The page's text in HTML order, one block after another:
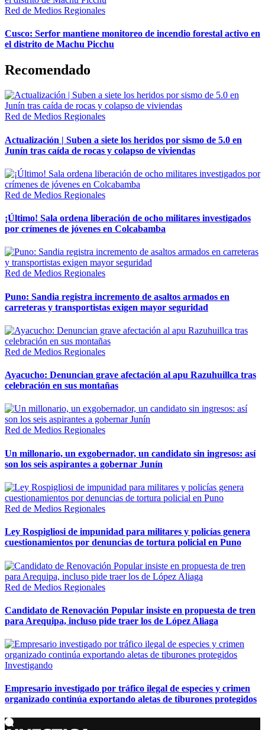
Red de Medios Regionales
Cusco: Serfor mantiene monitoreo de incendio forestal activo en
el distrito de Machu Picchu
Recomendado
Red de Medios Regionales
Actualización | Suben a siete los heridos por sismo de 5.0 en
Junín tras caída de rocas y colapso de viviendas
Red de Medios Regionales
¡Último! Sala ordena liberación de ocho militares investigados
por crímenes de jóvenes en Colcabamba
Red de Medios Regionales
Puno: Sandia registra incremento de asaltos armados en
carreteras y transportistas exigen mayor seguridad
Red de Medios Regionales
Ayacucho: Denuncian grave afectación al apu Razuhuillca tras
celebración en sus montañas
Red de Medios Regionales
Un millonario, un exgobernador, un candidato sin ingresos: así
son los seis aspirantes a gobernar Junín
Red de Medios Regionales
Ley Rospigliosi de impunidad para militares y policías genera
cuestionamientos por denuncias de tortura policial en Puno
Red de Medios Regionales
Candidato de Renovación Popular insiste en propuesta de tren
para Arequipa, incluso pide traer los de López Aliaga
Investigando
Empresario investigado por tráfico ilegal de especies y crimen
organizado continúa exportando aletas de tiburones protegidos